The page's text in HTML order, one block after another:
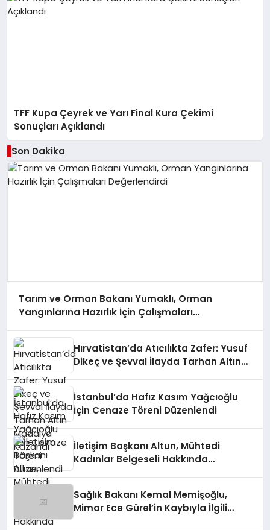
TFF Kupa Çeyrek ve Yarı Final Kura Çekimi
Sonuçları Açıklandı
Son Dakika
Tarım ve Orman Bakanı Yumaklı, Orman
Yangınlarına Hazırlık İçin Çalışmaları
Hırvatistan’da Atıcılıkta Zafer: Yusuf
Dikeç ve Şevval İlayda Tarhan Altın
İstanbul’da Hafız Kasım Yağcıoğlu
İçin Cenaze Töreni Düzenlendi
İletişim Başkanı Altun, Mühtedi
Kadınlar Belgeseli Hakkında
Sağlık Bakanı Kemal Memişoğlu,
Mimar Ece Gürel’in Kaybıyla İlgili